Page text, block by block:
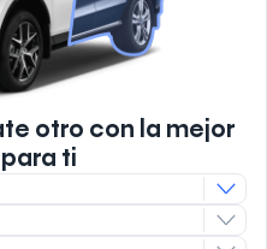
otro con la mejor
ti